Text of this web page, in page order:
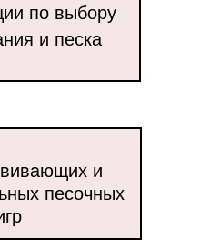
по выбору
и песка
и
песочных